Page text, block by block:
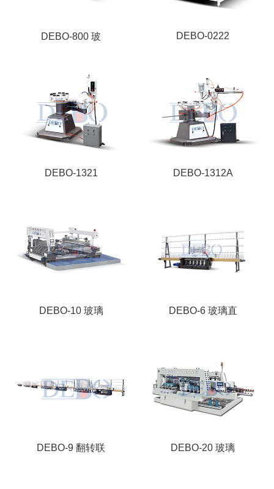
DEBO-800 玻 DEBO-0222
DEBO-1321 DEBO-1312A
DEBO-10 玻璃 DEBO-6 玻璃直
DEBO-9 翻转联 DEBO-20 玻璃